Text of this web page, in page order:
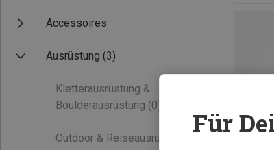
Accessoires
Ausrüstung (3)
Kletterausrüstung &
Boulderausrüstung (0)
Outdoor & Reiseausrüstung Für